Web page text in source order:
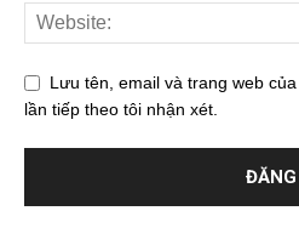
Lưu tên, email và trang web
lần tiếp theo tôi nhận xét.